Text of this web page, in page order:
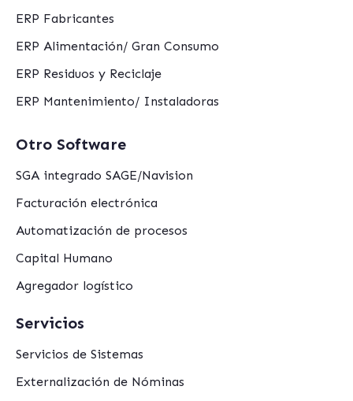
ERP Fabricantes
ERP Alimentación/ Gran Consumo
ERP Residuos y Reciclaje
ERP Mantenimiento/ Instaladoras
Otro Software
SGA integrado SAGE/Navision
Facturación electrónica
Automatización de procesos
Capital Humano
Agregador logístico
Servicios
Servicios de Sistemas
Externalización de Nóminas